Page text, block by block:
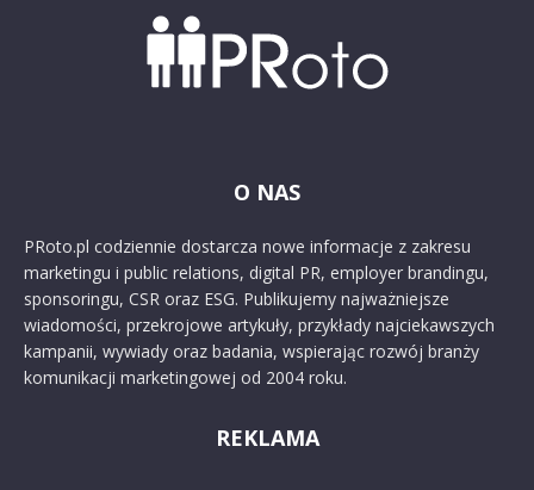
O NAS
PRoto.pl codziennie dostarcza nowe informacje z zakresu
marketingu i public relations, digital PR, employer brandingu,
sponsoringu, CSR oraz ESG. Publikujemy najważniejsze
wiadomości, przekrojowe artykuły, przykłady najciekawszych
kampanii, wywiady oraz badania, wspierając rozwój branży
komunikacji marketingowej od 2004 roku.
REKLAMA